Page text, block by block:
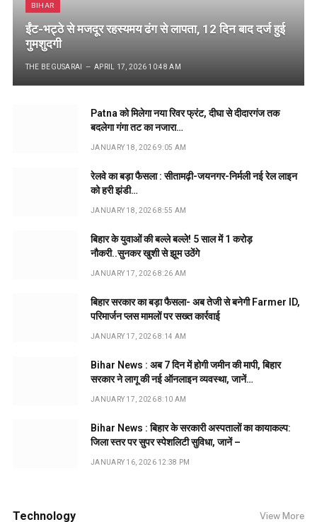
BIHAR
ईंट-भट्ठे से मजदूर रहस्यमय ढंग से लापता, 12 दिन बाद दर्ज हुई
गुमशुदगी
THE BEGUSARAI APRIL 17, 2026 10:48 AM
Patna को मिलेगा नया रिवर फ्रंट, दीघा से दीदारगंज तक
बदलेगा गंगा तट का नजारा…
JANUARY 18, 2026 9:05 AM
रेलवे का बड़ा फैसला : सीतामढ़ी-जयनगर-निर्मली नई रेल लाइन
को हरी झंडी…
JANUARY 18, 2026 8:55 AM
बिहार के युवाओं की बल्ले बल्ले! 5 साल में 1 करोड़
नौकरी..सुनकर खुशी से झूम उठेंगे
JANUARY 17, 2026 8:26 AM
बिहार सरकार का बड़ा फैसला- अब तेजी से बनेगी Farmer ID,
परिमार्जन प्लस मामलों पर सख्त कार्रवाई
JANUARY 17, 2026 8:14 AM
Bihar News : अब 7 दिन में होगी जमीन की मापी, बिहार
सरकार ने लागू की नई ऑनलाइन व्यवस्था, जानें…
JANUARY 17, 2026 8:10 AM
Bihar News : बिहार के सरकारी अस्पतालों का कायाकल्प:
जिला स्तर पर सुपर स्पेशलिटी सुविधा, जानें –
JANUARY 16, 2026 12:38 PM
Technology View More